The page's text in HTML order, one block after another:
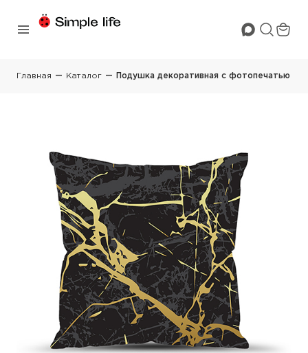
Главная Каталог Подушка декоративная с фотопечатью